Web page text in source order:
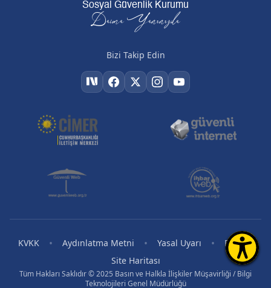
Sosyal Güvenlik Kurumu
Daima Yanınızda
Bizi Takip Edin
KVKK • Aydınlatma Metni • Yasal Uyarı • RSS •
Site Haritası
Tüm Hakları Saklıdır © 2025 Basın ve Halkla İlişkiler Müşavirliği / Bilgi
Teknolojileri Genel Müdürlüğü